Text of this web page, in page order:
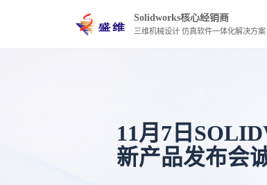
Solidworks核心经销商
三维机械设计 仿真软件一体化解决方案
11月7日
新产品发布会